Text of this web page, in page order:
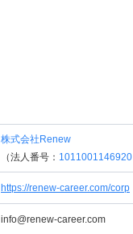
株式会社Renew
（法人番号： 1011001146920
https://renew-career.com/corp
info@renew-career.com